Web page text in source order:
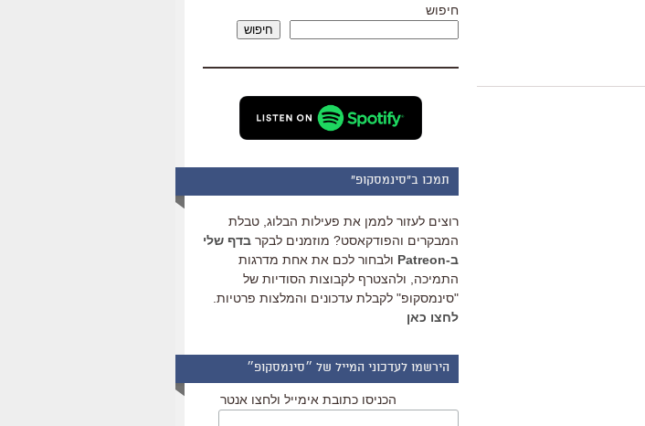
שמע.
חיפוש
חיפוש
תמכו ב"סינמסקופ"
רוצים לעזור לממן את פעילות הבלוג, טבלת
המבקרים והפודקאסט? מוזמנים לבקר בדף שלי
ב-Patreon
ולבחור לכם את אחת מדרגות
התמיכה, ולהצטרף לקבוצות הסודיות של
"סינמסקופ" לקבלת עדכונים והמלצות פרטיות.
לחצו כאן
הירשמו לעדכוני המייל של ״סינמסקופ״
הכניסו כתובת אימייל ולחצו אנטר